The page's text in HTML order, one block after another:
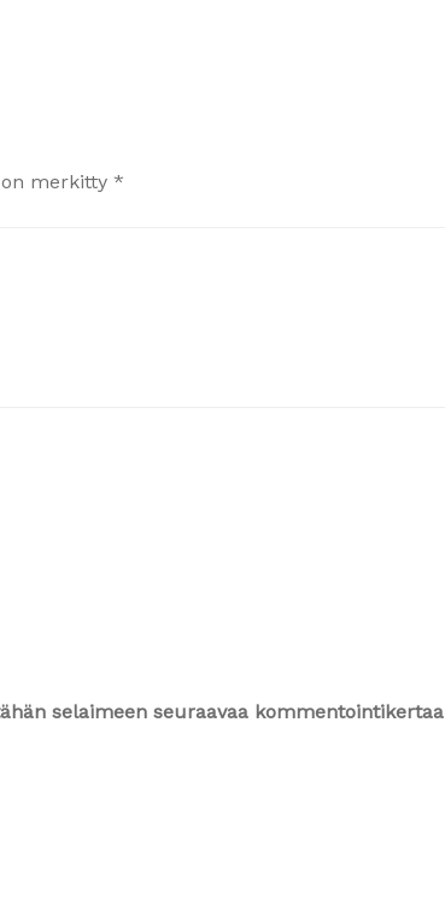
merkitty *
selaimeen seuraavaa kommentointikertaa